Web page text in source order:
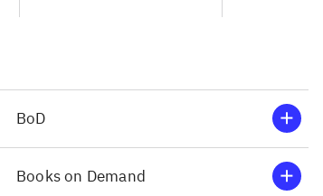
BoD
Books on Demand